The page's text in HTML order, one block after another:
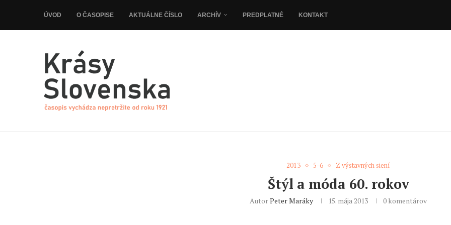
ÚVOD O ČASOPISE AKTUÁLNE ČÍSLO ARCHÍV PREDPLATNÉ KONTAKT
2013 5-6 Z výstavných siení
Štýl a móda 60. rokov
AutorPeter Maráky 15. mája 2013 0 komentárov